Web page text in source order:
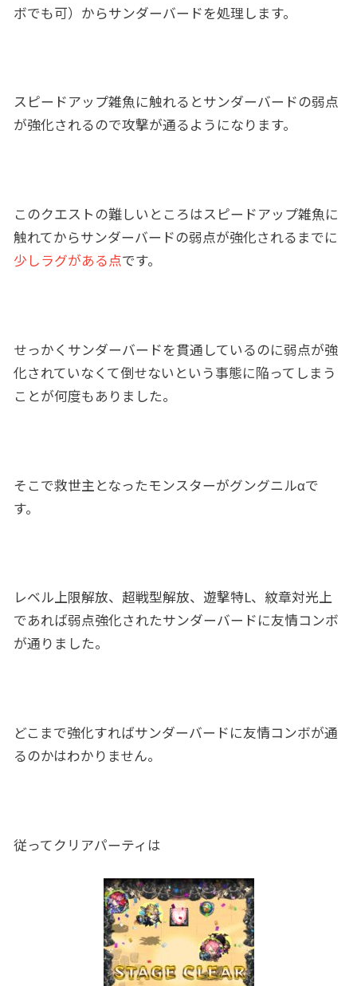
ボでも可）からサンダーバードを処理します。
スピードアップ雑魚に触れるとサンダーバードの弱点
が強化されるので攻撃が通るようになります。
このクエストの難しいところはスピードアップ雑魚に
触れてからサンダーバードの弱点が強化されるまでに
少しラグがある点です。
せっかくサンダーバードを貫通しているのに弱点が強
化されていなくて倒せないという事態に陥ってしまう
ことが何度もありました。
そこで救世主となったモンスターがグングニルαで
す。
レベル上限解放、超戦型解放、遊撃特L、紋章対光上
であれば弱点強化されたサンダーバードに友情コンボ
が通りました。
どこまで強化すればサンダーバードに友情コンボが通
るのかはわかりません。
従ってクリアパーティは